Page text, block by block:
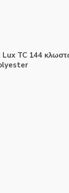
Lux TC 144